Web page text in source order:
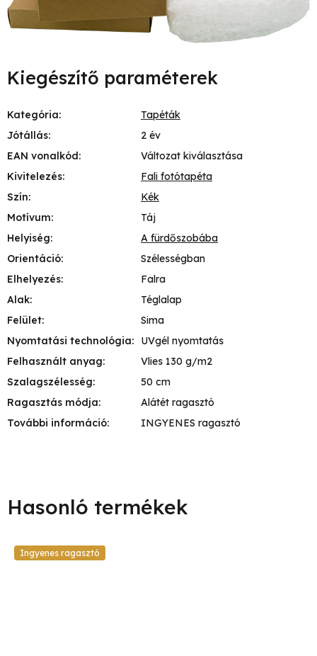
Kiegészítő paraméterek
Kategória:
Tapéták
Jótállás:
2 év
EAN vonalkód:
Változat kiválasztása
Kivitelezés:
Fali fotótapéta
Szín:
Kék
Motívum:
Táj
Helyiség:
A fürdőszobába
Orientáció:
Szélességban
Elhelyezés:
Falra
Alak:
Téglalap
Felület:
Sima
Nyomtatási technológia:
UVgél nyomtatás
Felhasznált anyag:
Vlies 130 g/m2
Szalagszélesség:
50 cm
Ragasztás módja:
Alátét ragasztó
További információ: INGYENES ragasztó
Ingyenes ragasztó